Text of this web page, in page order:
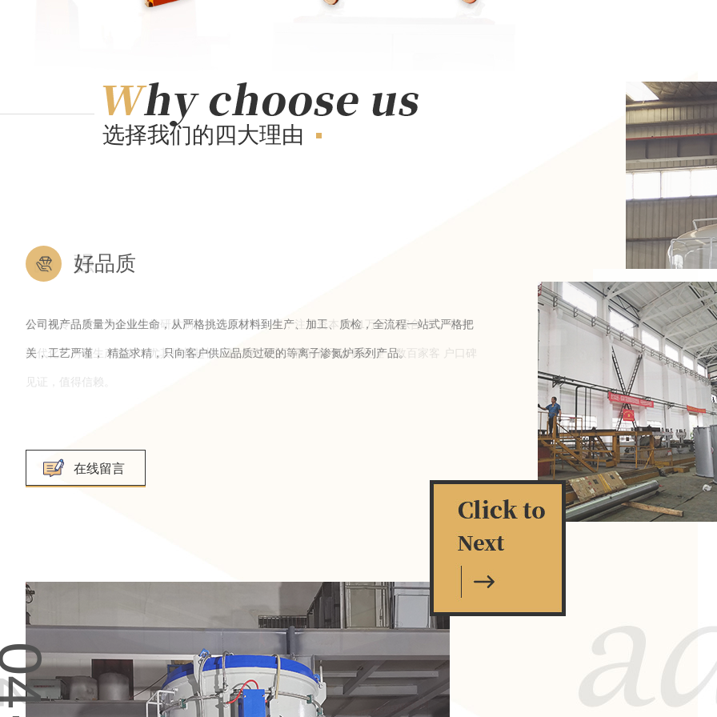
选择我们的四大理由
好品质
公司视产品质量为企业生命，从严格挑选原材料到生产、加工、质检，全流程一站式严格把
关，工艺严谨， 精益求精，只向客户供应品质过硬的等离子渗氮炉系列产品。
在线留言